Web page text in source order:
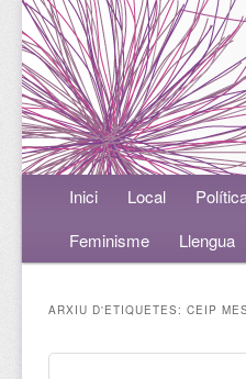
Menú principalAneu al contingut
Aneu al contingut
Inici Local
Feminisme
Llengua
ARXIU D'ETIQUETES:CEIP